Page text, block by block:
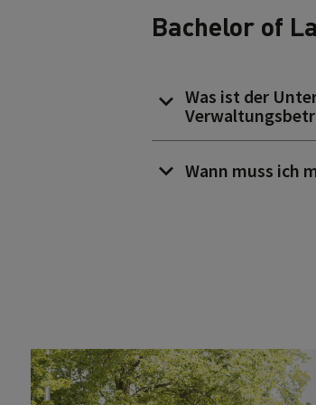
Bachelor of
Was ist der
Wann muss ich